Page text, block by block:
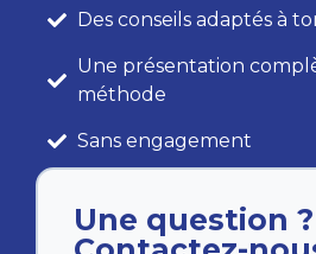
Des conseils adaptés à
Une présentation
méthode
Sans engagement
Une question ?